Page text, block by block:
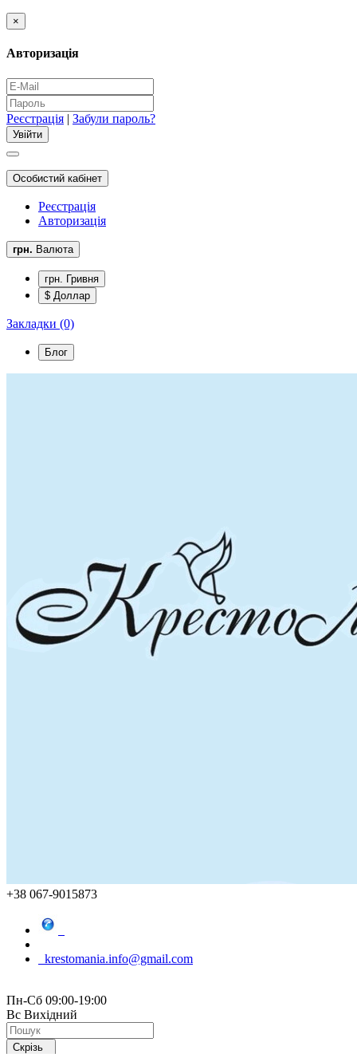
×
Авторизація
Реєстрація | Забули пароль?
Особистий кабінет
Реєстрація
Авторизація
грн. Валюта
грн. Гривня
$ Доллар
Закладки (0)
Блог
+38 067-9015873
krestomania.info@gmail.com
Пн-Сб 09:00-19:00
Вс Вихідний
Скрізь